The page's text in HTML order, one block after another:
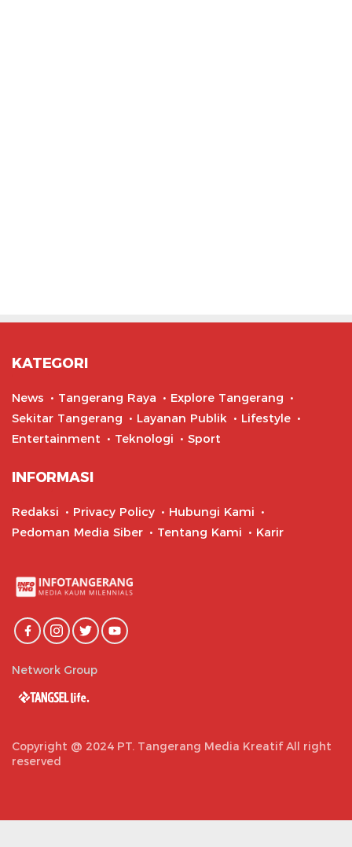
KATEGORI
News Tangerang Raya
Explore Tangerang
Sekitar Tangerang
Layanan Publik
Lifestyle
Entertainment
Teknologi Sport
INFORMASI
Redaksi Privacy Policy
Hubungi Kami
Pedoman Media Siber
Tentang Kami Karir
Network Group
Copyright @ 2024 PT. Tangerang Media Kreatif All right
reserved